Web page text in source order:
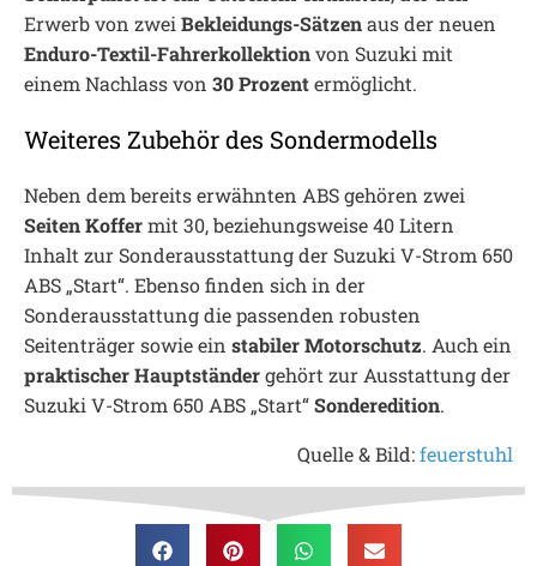
Erwerb von zwei Bekleidungs-Sätzenaus der neuen
Enduro-Textil-Fahrerkollektionvon Suzuki mit
einem Nachlass von 30 Prozentermöglicht.
Weiteres Zubehör des Sondermodells
Neben dem bereits erwähnten ABS gehören zwei
Seiten Koffermit 30, beziehungsweise 40 Litern
Inhalt zur Sonderausstattung der Suzuki V-Strom 650
ABS „Start“. Ebenso finden sich in der
Sonderausstattung die passenden robusten
Seitenträger sowie ein stabiler Motorschutz. Auch ein
praktischer Hauptständergehört zur Ausstattung der
Suzuki V-Strom 650 ABS „Start“Sonderedition.
Quelle & Bild:feuerstuhl